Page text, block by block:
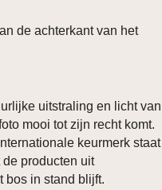
de achterkant van het
uitstraling en licht van
mooi tot zijn recht komt.
keurmerk staat
producten uit
bos in stand blijft.